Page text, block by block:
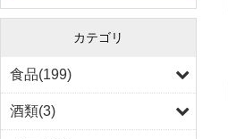
カテゴリ
食品(199)
酒類(3)